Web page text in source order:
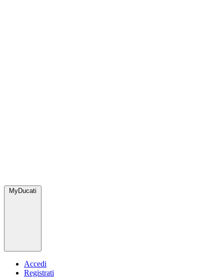
MyDucati
Accedi
Registrati